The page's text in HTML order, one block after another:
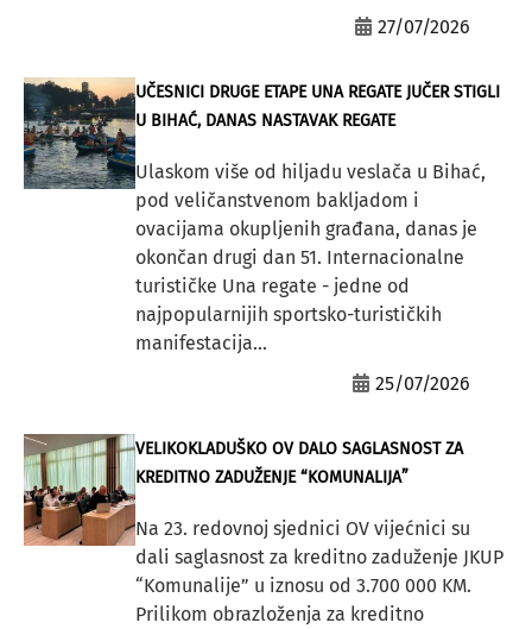
27/07/2026
UČESNICI DRUGE ETAPE UNA REGATE JUČER STIGLI
U BIHAĆ, DANAS NASTAVAK REGATE
Ulaskom više od hiljadu veslača u Bihać,
pod veličanstvenom bakljadom i
ovacijama okupljenih građana, danas je
okončan drugi dan 51. Internacionalne
turističke Una regate - jedne od
najpopularnijih sportsko-turističkih
manifestacija...
25/07/2026
VELIKOKLADUŠKO OV DALO SAGLASNOST ZA
KREDITNO ZADUŽENJE “KOMUNALIJA”
Na 23. redovnoj sjednici OV vijećnici su
dali saglasnost za kreditno zaduženje JKUP
“Komunalije” u iznosu od 3.700 000 KM.
Prilikom obrazloženja za kreditno